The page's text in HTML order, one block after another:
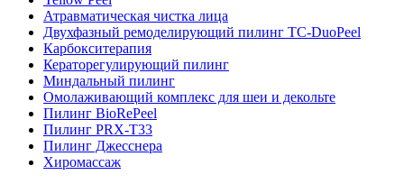
Атравматическая чистка лица
Двухфазный ремоделирующий пилинг TC-DuoPeel
Карбокситерапия
Кераторегулирующий пилинг
Миндальный пилинг
Омолаживающий комплекс для шеи и декольте
Пилинг BioRePeel
Пилинг PRX-T33
Пилинг Джесснера
Хиромассаж